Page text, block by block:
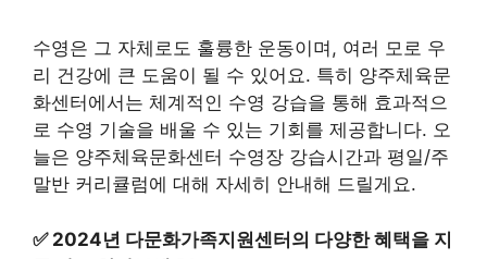
수영은 그 자체로도 훌륭한 운동이며, 여러 모로 우
리 건강에 큰 도움이 될 수 있어요. 특히 양주체육문
화센터에서는 체계적인 수영 강습을 통해 효과적으
로 수영 기술을 배울 수 있는 기회를 제공합니다. 오
늘은 양주체육문화센터 수영장 강습시간과 평일/주
말반 커리큘럼에 대해 자세히 안내해 드릴게요.
✅ 2024년 다문화가족지원센터의 다양한 혜택을 지